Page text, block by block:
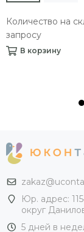
Количество на
запросу
В корзину
Юр. адрес:
округ
5 дней в